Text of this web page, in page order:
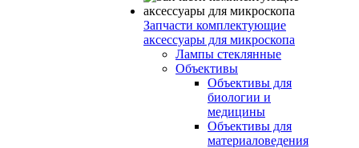
Запчасти комплектующие
аксессуары для микроскопа
Лампы стеклянные
Объективы
Объективы для
биологии и
медицины
Объективы для
материаловедения